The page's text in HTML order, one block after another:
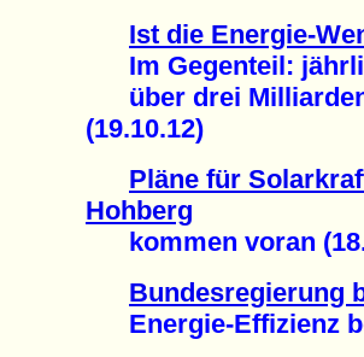
Ist die Energie-
Im Gegenteil:
über drei Milliarden
(19.10.12)
Pläne für
Hohberg
kommen voran
Bundesregierung
Energie-Effizienz